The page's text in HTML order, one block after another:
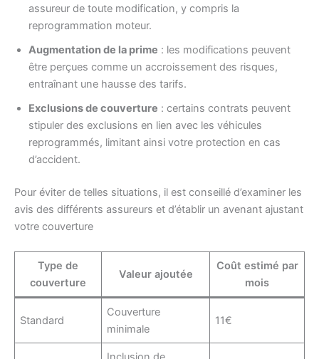
assureur de toute modification, y compris la
reprogrammation moteur.
Augmentation de la prime : les modifications peuvent
être perçues comme un accroissement des risques,
entraînant une hausse des tarifs.
Exclusions de couverture : certains contrats peuvent
stipuler des exclusions en lien avec les véhicules
reprogrammés, limitant ainsi votre protection en cas
d’accident.
Pour éviter de telles situations, il est conseillé d’examiner les
avis des différents assureurs et d’établir un avenant ajustant
votre couverture
Type de
couverture
Valeur ajoutée
Coût estimé par
mois
Standard
Couverture
minimale
11€